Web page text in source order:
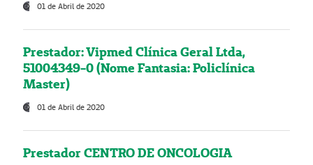
01 de Abril de 2020
Prestador: Vipmed Clínica Geral Ltda,
51004349-0 (Nome Fantasia: Policlínica
Master)
01 de Abril de 2020
Prestador CENTRO DE ONCOLOGIA